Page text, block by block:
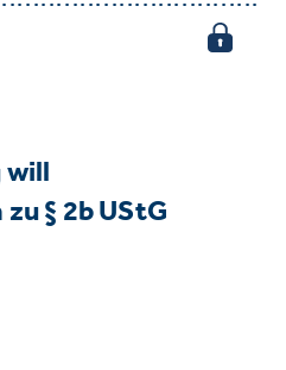
will
§ 2b UStG